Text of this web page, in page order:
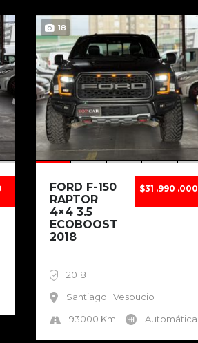
18
$31 .990 .000
FORD F-150
RAPTOR
4×4 3.5
ECOBOOST
2018
2018
Santiago | Vespucio
93000 Km
Automática